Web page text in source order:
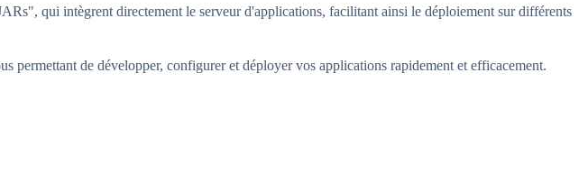
qui intègrent directement le serveur d'applications, facilitant ainsi le déploiement sur différents
permettant de développer, configurer et déployer vos applications rapidement et efficacement.